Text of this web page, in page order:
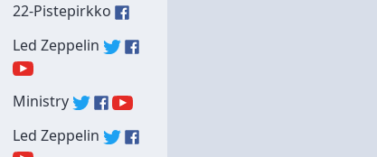
22-Pistepirkko
Led Zeppelin
Ministry
Led Zeppelin